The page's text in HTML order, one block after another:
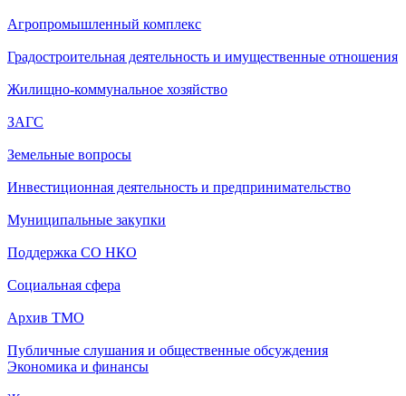
Агропромышленный комплекс
Градостроительная деятельность и имущественные отношения
Жилищно-коммунальное хозяйство
ЗАГС
Земельные вопросы
Инвестиционная деятельность и предпринимательство
Муниципальные закупки
Поддержка СО НКО
Социальная сфера
Архив ТМО
Публичные слушания и общественные обсуждения
Экономика и финансы